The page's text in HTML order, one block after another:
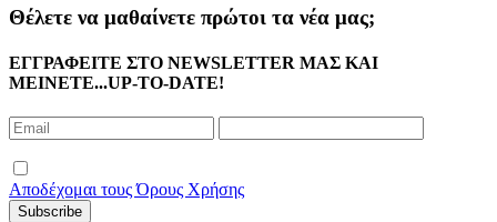
Θέλετε να μαθαίνετε πρώτοι τα νέα μας;
ΕΓΓΡΑΦΕΙΤΕ ΣΤΟ NEWSLETTER ΜΑΣ ΚΑΙ
ΜΕΙΝΕΤΕ...UP-TO-DATE!
Αποδέχομαι τους Όρους Χρήσης
Subscribe